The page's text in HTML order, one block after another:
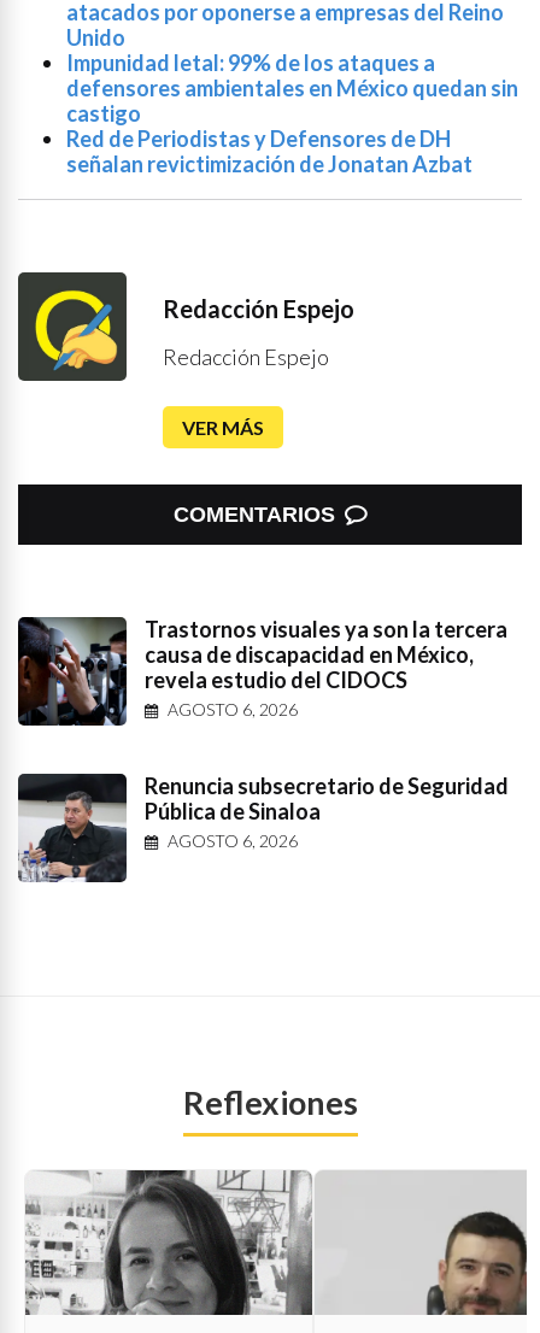
atacados por oponerse a empresas del Reino
Unido
Impunidad letal: 99% de los ataques a
defensores ambientales en México quedan sin
castigo
Red de Periodistas y Defensores de DH
señalan revictimización de Jonatan Azbat
Redacción Espejo
Redacción Espejo
VER MÁS
COMENTARIOS
Trastornos visuales ya son la tercera
causa de discapacidad en México,
revela estudio del CIDOCS
AGOSTO 6, 2026
Renuncia subsecretario de Seguridad
Pública de Sinaloa
AGOSTO 6, 2026
Reflexiones